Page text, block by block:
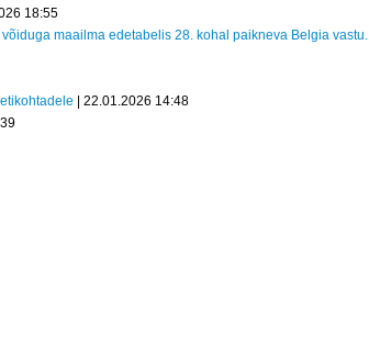
18:55
maailma edetabelis 28. kohal paikneva Belgia vastu.
| 22.01.2026 14:48